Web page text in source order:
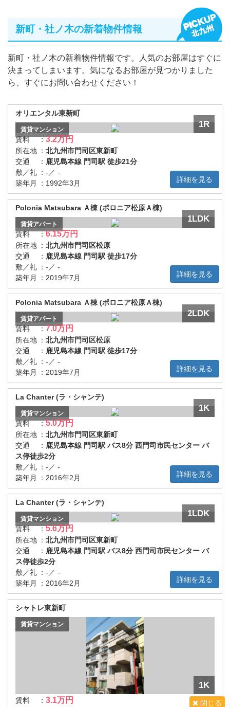
閉じる
新町・社ノ木の新着物件情報
新町・社ノ木の新着物件情報です。人気のお部屋はすぐに
決まってしまいます。気になるお部屋が見つかりました
ら、すぐにお問い合わせください！
詳細を見る
オリエンタル東新町
1R
賃貸マンション
賃料 ：3.2万円
所在地 ： 北九州市門司区東新町
交通
： 鹿児島本線 門司駅 徒歩21分
敷／礼 ： -／ -
築年月
： 1992年3月
詳細を見る
Polonia Matsubara Ａ棟 (ポロニア松原Ａ棟)
1LDK
賃貸アパート
賃料 ：6.15万円
所在地 ： 北九州市門司区松原
交通
： 鹿児島本線 門司駅 徒歩17分
敷／礼 ： -／ -
築年月
： 2019年7月
詳細を見る
Polonia Matsubara Ａ棟 (ポロニア松原Ａ棟)
2LDK
賃貸アパート
賃料 ：7.0万円
所在地 ： 北九州市門司区松原
交通
： 鹿児島本線 門司駅 徒歩17分
敷／礼 ： -／ -
築年月
： 2019年7月
詳細を見る
La Chanter (ラ・シャンテ)
1K
賃貸マンション
賃料 ：5.0万円
所在地 ： 北九州市門司区東新町
交通
： 鹿児島本線 門司駅 バス8分 西門司市民センター バ
ス停徒歩2分
敷／礼 ： -／ -
築年月
： 2016年2月
詳細を見る
La Chanter (ラ・シャンテ)
1LDK
賃貸マンション
賃料 ：5.6万円
所在地 ： 北九州市門司区東新町
交通
： 鹿児島本線 門司駅 バス8分 西門司市民センター バ
ス停徒歩2分
敷／礼 ： -／ -
築年月
： 2016年2月
シャトレ東新町
1K
賃貸マンション
賃料 ： 3.1万円